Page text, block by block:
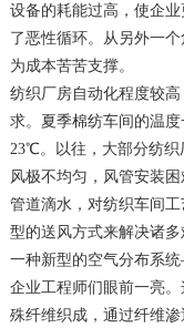
设备的耗能过高，使企
了恶性循环。从另外一
为成本苦苦支撑。
纺织厂房自动化程度较
求。夏季棉纺车间的温
23℃。以往，大部分纺织
风极不均匀，风管安装
管道滴水，对纺织车间
型的送风方式来解决诸多
一种新型的空气分布系
企业工程师们眼前一亮
殊纤维织成，通过纤维